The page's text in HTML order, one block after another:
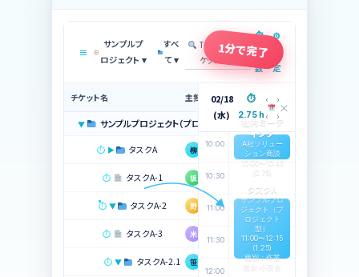
1分で完了
≡
サンプルプ
ロジェクト ▾
すべ
て ▾
TaskRelay チ
ケット検索
⏱
工
数
⚙
定
チケット名 主担当者 状況
▼ サンプルプロジェクト（プロジェクト… 実施前
⏱ ▶ タスクA 柳 柳川 拓郎 対応中
⏱ タスクA-1 坂 坂巻 達人 確認中
⏱ ▼ タスクA-2 野 野中 正 対応中
⏱ タスクA-3 米 完了
⏱ ▼ タスクA-2.1 笹 笹原 真一 未対応
02/18
(水)
⏱
2.75 h
‹
‹
›
›
×
10:00
社内ミーテ
ィング
A社ソリュー
ション商談
10:00〜10:45
(0.75)
10:30
11:00
タスクA
サンプルプロ
ジェクト（プ
ロジェクト
型）
11:00〜12:15
(1.25)
種別：作業
吉永 小百合
11:30
12:00